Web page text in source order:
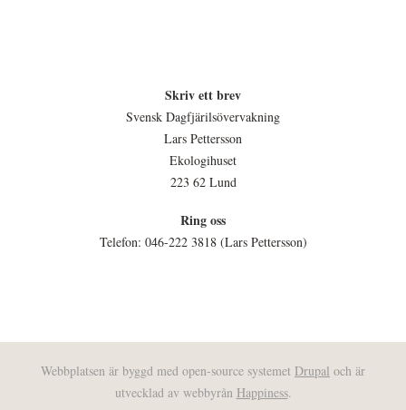
Skriv ett brev
Svensk Dagfjärilsövervakning
Lars Pettersson
Ekologihuset
223 62 Lund
Ring oss
Telefon: 046-222 3818 (Lars Pettersson)
Webbplatsen är byggd med open-source systemet Drupal och är
utvecklad av webbyrån Happiness.